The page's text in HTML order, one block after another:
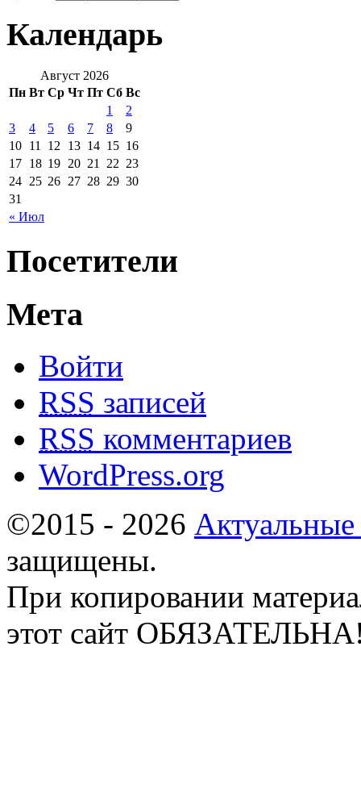
Календарь
Август 2026
Пн Вт Ср Чт Пт Сб Вс
« Июл
1
2
3
4 5 6 7 8
9
10 11 12 13 14 15 16
17 18 19 20 21 22 23
24 25 26 27 28 29 30
31
Посетители
Мета
Войти
RSS записей
RSS комментариев
WordPress.org
©2015 - 2026
защищены.
При копировании
этот сайт